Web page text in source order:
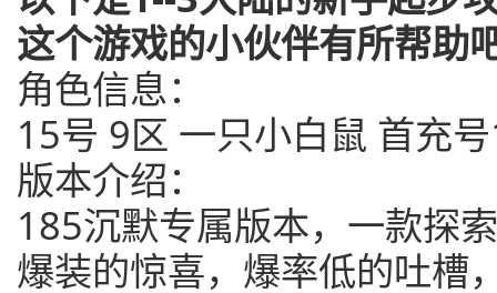
这个游戏的小伙伴有所帮助
角色信息：
15号 9区 一只小白鼠 首充
版本介绍：
185沉默专属版本，一款探
爆装的惊喜，爆率低的吐槽